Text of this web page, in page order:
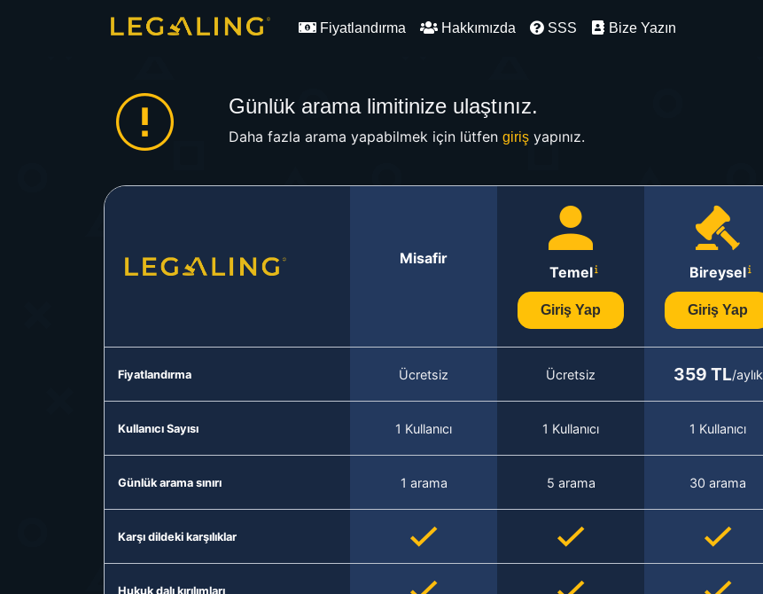
Fiyatlandırma Hakkımızda SSS Bize Yazın
Günlük arama limitinize ulaştınız.
Daha fazla arama yapabilmek için lütfen girişyapınız.
Misafir
Temel
Giriş Yap
Bireysel
Giriş Yap
Fiyatlandırma Ücretsiz Ücretsiz 359 TL/aylık
Kullanıcı Sayısı 1 Kullanıcı 1 Kullanıcı 1 Kullanıcı
Günlük arama sınırı 1 arama 5 arama 30 arama
Karşı dildeki karşılıklar
Hukuk dalı kırılımları